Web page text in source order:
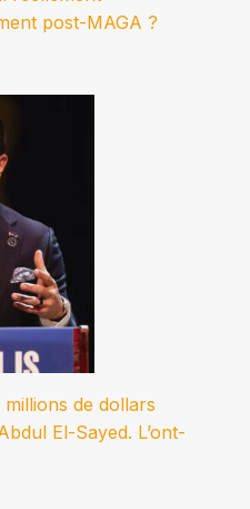
post-MAGA ?
millions de dollars
El-Sayed. L’ont-